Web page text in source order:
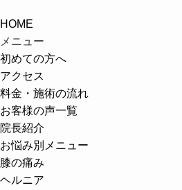
HOME
メニュー
初めての方へ
アクセス
料金・施術の流れ
お客様の声一覧
院長紹介
お悩み別メニュー
膝の痛み
ヘルニア